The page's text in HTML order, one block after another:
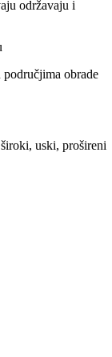
održavaju i
obrade
uski, prošireni